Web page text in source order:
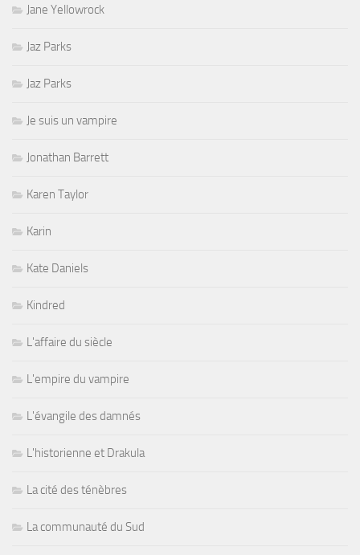
Jane Yellowrock
Jaz Parks
Jaz Parks
Je suis un vampire
Jonathan Barrett
Karen Taylor
Karin
Kate Daniels
Kindred
L'affaire du siècle
L'empire du vampire
L'évangile des damnés
L'historienne et Drakula
La cité des ténèbres
La communauté du Sud